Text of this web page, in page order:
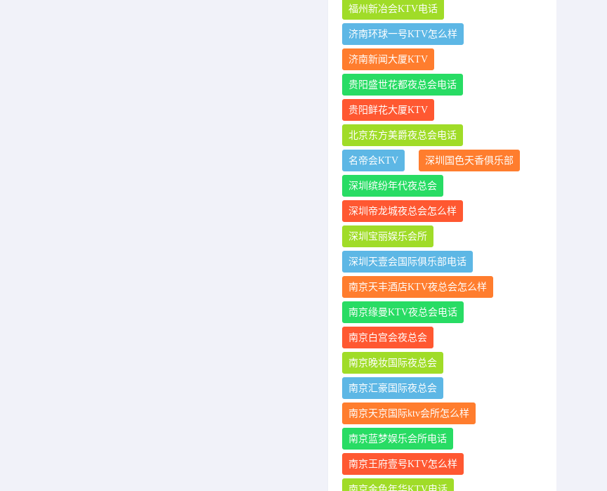
福州新冶会KTV电话
济南环球一号KTV怎么样
济南新闻大厦KTV
贵阳盛世花都夜总会电话
贵阳鲜花大厦KTV
北京东方美爵夜总会电话
名帝会KTV 深圳国色天香俱乐部
深圳缤纷年代夜总会
深圳帝龙城夜总会怎么样
深圳宝丽娱乐会所
深圳天壹会国际俱乐部电话
南京天丰酒店KTV夜总会怎么样
南京缘曼KTV夜总会电话
南京白宫会夜总会
南京晚妆国际夜总会
南京汇豪国际夜总会
南京天京国际ktv会所怎么样
南京蓝梦娱乐会所电话
南京王府壹号KTV怎么样